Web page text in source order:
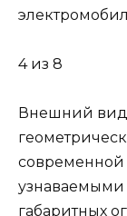
4 из 8
Внешний вид
современной
габаритных